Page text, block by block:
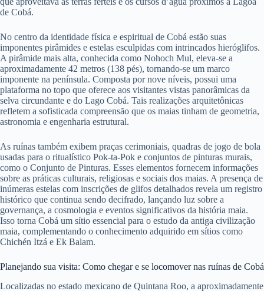
de Cobá.
No centro da identidade física e espiritual de Cobá estão suas
imponentes pirâmides e estelas esculpidas com intrincados hieróglifos.
A pirâmide mais alta, conhecida como Nohoch Mul, eleva-se a
aproximadamente 42 metros (138 pés), tornando-se um marco
imponente na península. Composta por nove níveis, possui uma
plataforma no topo que oferece aos visitantes vistas panorâmicas da
selva circundante e do Lago Cobá. Tais realizações arquitetônicas
refletem a sofisticada compreensão que os maias tinham de geometria,
astronomia e engenharia estrutural.
As ruínas também exibem praças cerimoniais, quadras de jogo de bola
usadas para o ritualístico Pok-ta-Pok e conjuntos de pinturas murais,
como o Conjunto de Pinturas. Esses elementos fornecem informações
sobre as práticas culturais, religiosas e sociais dos maias. A presença de
inúmeras estelas com inscrições de glifos detalhados revela um registro
histórico que continua sendo decifrado, lançando luz sobre a
governança, a cosmologia e eventos significativos da história maia.
Isso torna Cobá um sítio essencial para o estudo da antiga civilização
maia, complementando o conhecimento adquirido em sítios como
Chichén Itzá e Ek Balam.
Planejando sua visita: Como chegar e se locomover nas ruínas de Cobá
Localizadas no estado mexicano de Quintana Roo, a aproximadamente